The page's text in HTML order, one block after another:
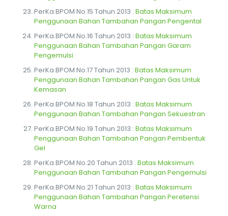
PerKa.BPOM No.15 Tahun 2013 : Batas Maksimum
Penggunaan Bahan Tambahan Pangan Pengental
PerKa.BPOM No.16 Tahun 2013 : Batas Maksimum
Penggunaan Bahan Tambahan Pangan Garam
Pengemulsi
PerKa.BPOM No.17 Tahun 2013 : Batas Maksimum
Penggunaan Bahan Tambahan Pangan Gas Untuk
Kemasan
PerKa.BPOM No.18 Tahun 2013 : Batas Maksimum
Penggunaan Bahan Tambahan Pangan Sekuestran
PerKa.BPOM No.19 Tahun 2013 : Batas Maksimum
Penggunaan Bahan Tambahan Pangan Pembentuk
Gel
PerKa.BPOM No.20 Tahun 2013 : Batas Maksimum
Penggunaan Bahan Tambahan Pangan Pengemulsi
PerKa.BPOM No.21 Tahun 2013 : Batas Maksimum
Penggunaan Bahan Tambahan Pangan Peretensi
Warna